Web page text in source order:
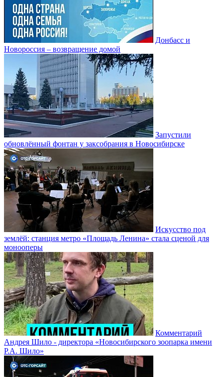
Донбасс и
Новороссия – возвращение домой
Запустили
обновлённый фонтан у заксобрания в Новосибирске
Искусство под
землёй: станция метро «Площадь Ленина» стала сценой для
монооперы
Комментарий
Андрея Шило - директора «Новосибирского зоопарка имени
Р.А. Шило»